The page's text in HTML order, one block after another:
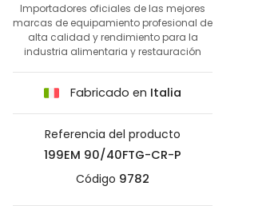
Importadores oficiales de las mejores
marcas de equipamiento profesional de
alta calidad y rendimiento para la
industria alimentaria y restauración
Fabricado en Italia
Referencia del producto
199EM 90/40FTG-CR-P
Código 9782